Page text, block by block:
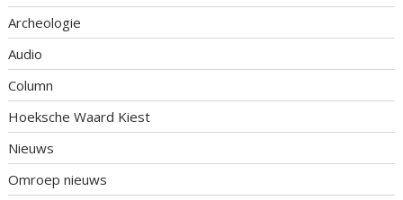
Archeologie
Audio
Column
Hoeksche Waard Kiest
Nieuws
Omroep nieuws